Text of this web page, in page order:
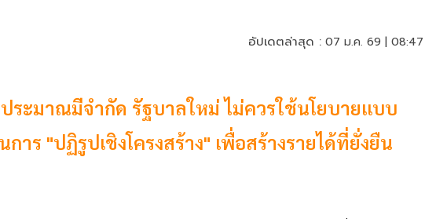
อัปเดตล่าสุด : 07 ม.ค. 69 |
ประมาณมีจำกัด รัฐบาลใหม่ ไม่ควรใช้นโยบายแบบ
าร "ปฏิรูปเชิงโครงสร้าง" เพื่อสร้างรายได้ที่ยั่งยืน